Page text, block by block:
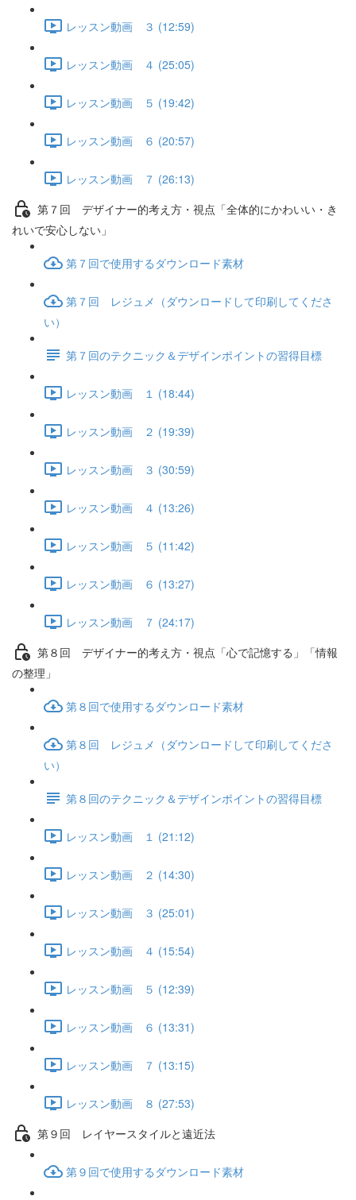
レッスン動画 ３ (12:59)
レッスン動画 ４ (25:05)
レッスン動画 ５ (19:42)
レッスン動画 ６ (20:57)
レッスン動画 ７ (26:13)
第７回 デザイナー的考え方・視点「全体的にかわいい・き
れいで安心しない」
第７回で使用するダウンロード素材
第７回 レジュメ（ダウンロードして印刷してくださ
い）
第７回のテクニック＆デザインポイントの習得目標
レッスン動画 １ (18:44)
レッスン動画 ２ (19:39)
レッスン動画 ３ (30:59)
レッスン動画 ４ (13:26)
レッスン動画 ５ (11:42)
レッスン動画 ６ (13:27)
レッスン動画 ７ (24:17)
第８回 デザイナー的考え方・視点「心で記憶する」「情報
の整理」
第８回で使用するダウンロード素材
第８回 レジュメ（ダウンロードして印刷してくださ
い）
第８回のテクニック＆デザインポイントの習得目標
レッスン動画 １ (21:12)
レッスン動画 ２ (14:30)
レッスン動画 ３ (25:01)
レッスン動画 ４ (15:54)
レッスン動画 ５ (12:39)
レッスン動画 ６ (13:31)
レッスン動画 ７ (13:15)
レッスン動画 ８ (27:53)
第９回 レイヤースタイルと遠近法
第９回で使用するダウンロード素材